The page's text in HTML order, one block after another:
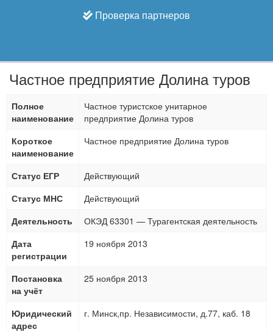
Проверка партнеров
Частное предприятие Долина туров
Полное
наименование
Частное туристское унитарное
предприятие Долина туров
Короткое
наименование
Частное предприятие Долина туров
Статус ЕГР
Действующий
Статус МНС
Действующий
Деятельность
ОКЭД 63301 — Турагентская деятельность
Дата
регистрации
19 ноября 2013
Постановка
на учёт
25 ноября 2013
Юридический
адрес
г. Минск,пр. Независимости, д.77, каб. 18